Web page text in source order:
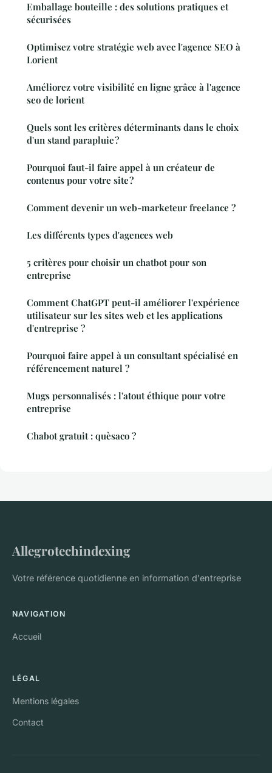
Emballage bouteille : des solutions pratiques et
sécurisées
Optimisez votre stratégie web avec l'agence SEO à
Lorient
Améliorez votre visibilité en ligne grâce à l'agence
seo de lorient
Quels sont les critères déterminants dans le choix
d'un stand parapluie ?
Pourquoi faut-il faire appel à un créateur de
contenus pour votre site ?
Comment devenir un web-marketeur freelance ?
Les différents types d'agences web
5 critères pour choisir un chatbot pour son
entreprise
Comment ChatGPT peut-il améliorer l'expérience
utilisateur sur les sites web et les applications
d'entreprise ?
Pourquoi faire appel à un consultant spécialisé en
référencement naturel ?
Mugs personnalisés : l'atout éthique pour votre
entreprise
Chabot gratuit : quèsaco ?
Allegrotechindexing
Votre référence quotidienne en information d'entreprise
NAVIGATION
Accueil
LÉGAL
Mentions légales
Contact